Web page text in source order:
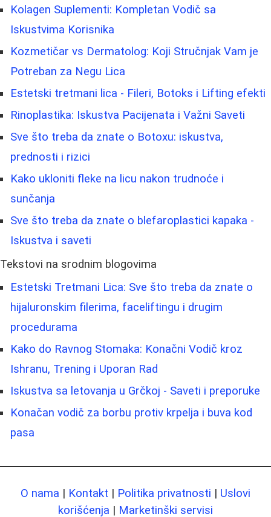
Kolagen Suplementi: Kompletan Vodič sa
Iskustvima Korisnika
Kozmetičar vs Dermatolog: Koji Stručnjak Vam je
Potreban za Negu Lica
Estetski tretmani lica - Fileri, Botoks i Lifting efekti
Rinoplastika: Iskustva Pacijenata i Važni Saveti
Sve što treba da znate o Botoxu: iskustva,
prednosti i rizici
Kako ukloniti fleke na licu nakon trudnoće i
sunčanja
Sve što treba da znate o blefaroplastici kapaka -
Iskustva i saveti
Tekstovi na srodnim blogovima
Estetski Tretmani Lica: Sve što treba da znate o
hijaluronskim filerima, faceliftingu i drugim
procedurama
Kako do Ravnog Stomaka: Konačni Vodič kroz
Ishranu, Trening i Uporan Rad
Iskustva sa letovanja u Grčkoj - Saveti i preporuke
Konačan vodič za borbu protiv krpelja i buva kod
pasa
O nama | Kontakt | Politika privatnosti | Uslovi
korišćenja | Marketinški servisi